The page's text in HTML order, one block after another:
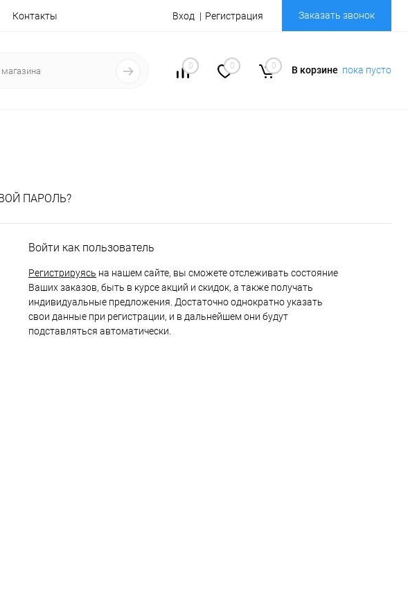
Контакты Вход Регистрация Заказать звонок
0 0 0 В корзине пока пусто
ПАРОЛЬ?
Войти как пользователь
Регистрируясь на нашем сайте, вы сможете отслеживать состояние
Ваших заказов, быть в курсе акций и скидок, а также получать
индивидуальные предложения. Достаточно однократно указать
свои данные при регистрации, и в дальнейшем они будут
подставляться автоматически.